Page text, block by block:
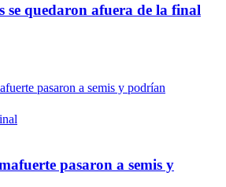
se quedaron afuera de la final
pasaron a semis y